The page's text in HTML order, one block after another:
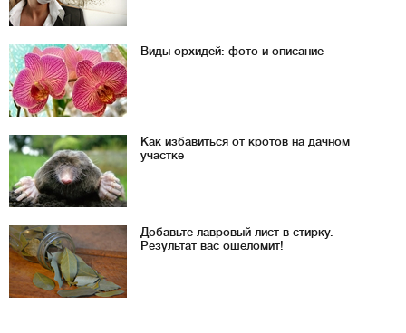
Виды орхидей: фото и описание
Как избавиться от кротов на дачном
участке
Добавьте лавровый лист в стирку.
Результат вас ошеломит!